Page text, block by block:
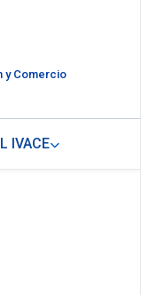
y Comercio
IVACE